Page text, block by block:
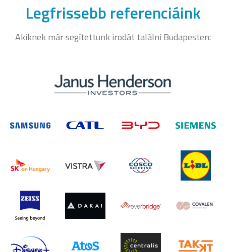
Legfrissebb referenciáink
Akiknek már segítettünk irodát találni Budapesten: